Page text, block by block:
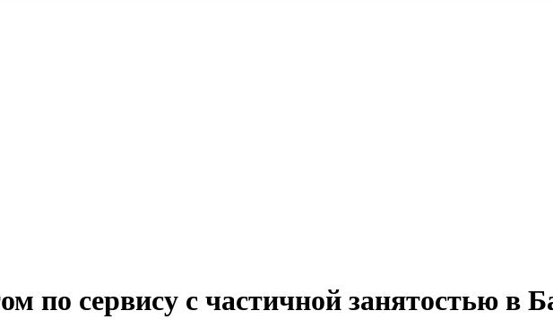
по сервису с частичной занятостью в